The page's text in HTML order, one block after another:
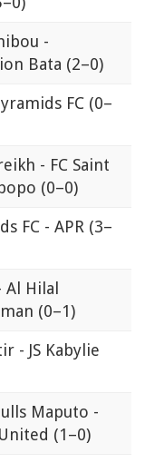
-
Bata (2–0)
FC (0–
- FC Saint
(0–0)
FC - APR (3–
Al Hilal
(0–1)
- JS Kabylie
Maputo -
(1–0)